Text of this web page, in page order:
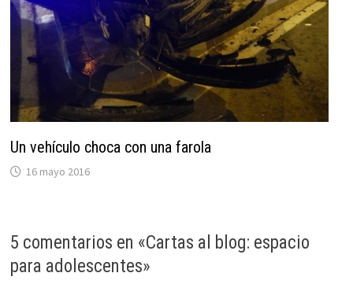
Un vehículo choca con una farola
16 mayo 2016
5 comentarios en «Cartas al blog: espacio
para adolescentes»